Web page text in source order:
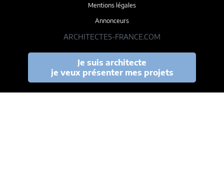
Mentions légales
Annonceurs
ARCHITECTES-FRANCE.COM
Je suis architecte
je veux présenter mes projets